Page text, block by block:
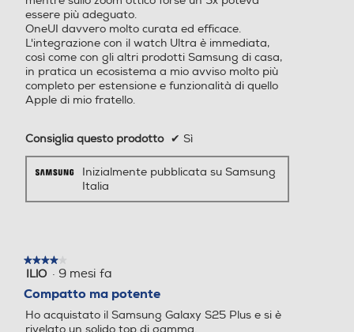
Alimentatore incluso
Alimentatore non incluso
Potenza MIN ricarica via USB Type-C in W
10
Potenza MAX ricarica via USB Type-C in W
45
Protocollo di ricarica USB PD (Power Delivery)
Tastiera
Tastiera touchscreen
Flash incorporato
Fotocamera frontale Fotocamera frontale
Megapixel fotocamera fron
tale
Megapixel fotocamera fron
tale
Capacità RAM - MB Capacità RAM - MB
essere più adeguato.
OneUI davvero molto curata ed efficace.
L'integrazione con il watch Ultra è immediata,
così come con gli altri prodotti Samsung di casa,
in pratica un ecosistema a mio avviso molto più
completo per estensione e funzionalità di quello
Apple di mio fratello.
Consiglia questo prodotto ✔ Sì
Inizialmente pubblicata su Samsung
Italia
★★★★★
★★★★★
4
5
stelle.
ILlO · 9 mesi fa
Compatto ma potente
Ho acquistato il Samsung Galaxy S25 Plus e si è
rivelato un solido top di gamma.